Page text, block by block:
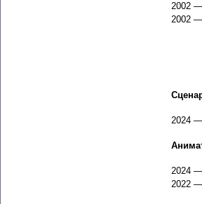
2002 —
2002 —
2024 —
2024 —
2022 —